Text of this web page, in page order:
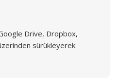
Drive, Dropbox,
sürükleyerek